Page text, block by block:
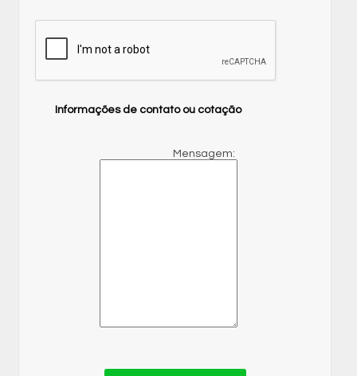
Informações de contato ou cotação
Mensagem: